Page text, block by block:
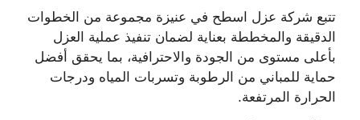
تتبع شركة عزل اسطح في عنيزة مجموعة من الخطوات
الدقيقة والمخططة بعناية لضمان تنفيذ عملية العزل
بأعلى مستوى من الجودة والاحترافية، بما يحقق أفضل
حماية للمباني من الرطوبة وتسربات المياه ودرجات
الحرارة المرتفعة.